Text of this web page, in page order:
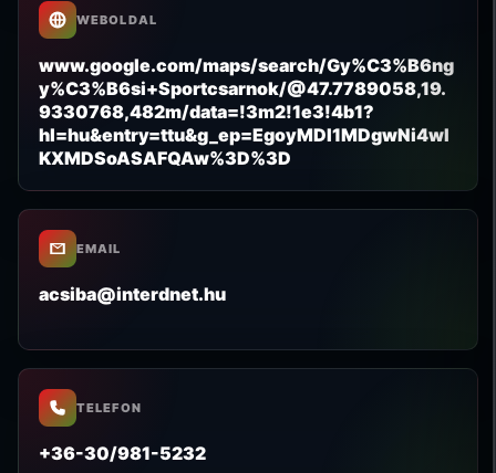
WEBOLDAL
www.google.com/maps/search/Gy%C3%B6ng
y%C3%B6si+Sportcsarnok/@47.7789058,19.
9330768,482m/data=!3m2!1e3!4b1?
hl=hu&entry=ttu&g_ep=EgoyMDI1MDgwNi4wI
KXMDSoASAFQAw%3D%3D
EMAIL
acsiba@interdnet.hu
TELEFON
+36-30/981-5232